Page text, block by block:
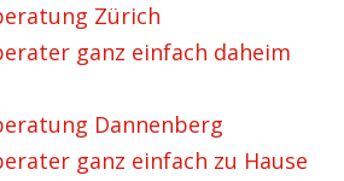
Zürich
ganz einfach daheim
Dannenberg
ganz einfach zu Hause